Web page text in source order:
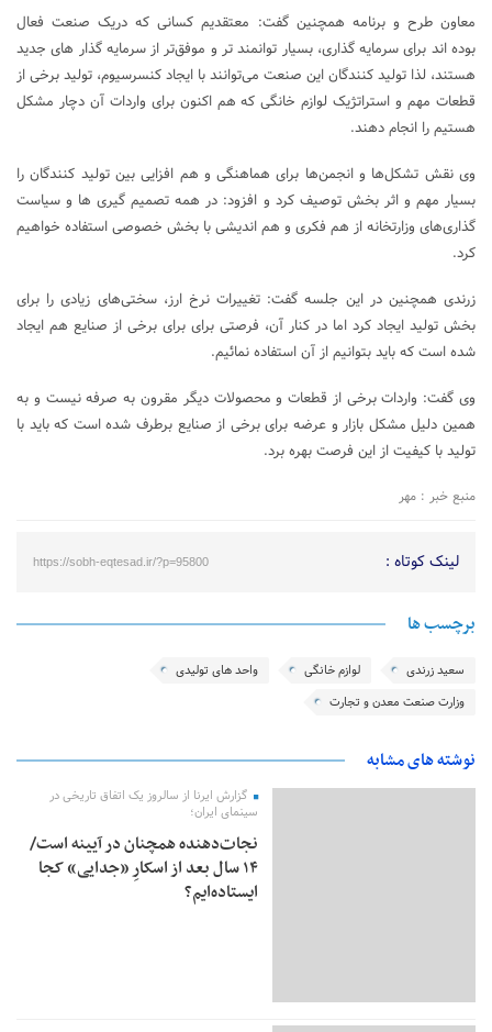
معاون طرح و برنامه همچنین گفت: معتقدیم کسانی که دریک صنعت فعال
بوده اند برای سرمایه گذاری، بسیار توانمند تر و موفق‌تر از سرمایه گذار های جدید
هستند، لذا تولید کنندگان این صنعت می‌توانند با ایجاد کنسرسیوم، تولید برخی از
قطعات مهم و استراتژیک لوازم خانگی که هم اکنون برای واردات آن دچار مشکل
هستیم را انجام دهند.
وی نقش تشکل‌ها و انجمن‌ها برای هماهنگی و هم افزایی بین تولید کنندگان را
بسیار مهم و اثر بخش توصیف کرد و افزود: در همه تصمیم گیری ها و سیاست
گذاری‌های وزارتخانه از هم فکری و هم اندیشی با بخش خصوصی استفاده خواهیم
کرد.
زرندی همچنین در این جلسه گفت: تغییرات نرخ ارز، سختی‌های زیادی را برای
بخش تولید ایجاد کرد اما در کنار آن، فرصتی برای برای برخی از صنایع هم ایجاد
شده است که باید بتوانیم از آن استفاده نمائیم.
وی گفت: واردات برخی از قطعات و محصولات دیگر مقرون به صرفه نیست و به
همین دلیل مشکل بازار و عرضه برای برخی از صنایع برطرف شده است که باید با
تولید با کیفیت از این فرصت بهره برد.
منبع خبر : مهر
لینک کوتاه : https://sobh-eqtesad.ir/?p=95800
برچسب ها
سعید زرندی لوازم خانگی
واحد های تولیدی
وزارت صنعت معدن و تجارت
نوشته های مشابه
گزارش ایرنا از سالروز یک اتفاق تاریخی در
سینمای ایران؛
نجات‌دهنده‌ همچنان در آیینه است/
۱۴ سال بعد از اسکارِ «جدایی» کجا
ایستاده‌ایم؟